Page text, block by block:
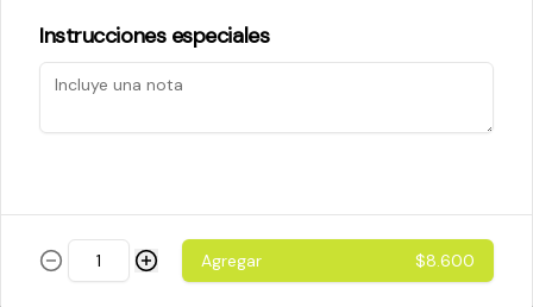
$5.200
$5.800
Instrucciones especiales
Agregar $8.600